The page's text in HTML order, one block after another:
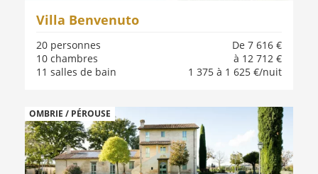
Villa Benvenuto
De 7 616 €
à 12 712 €
1 375 à 1 625 €/nuit
20 personnes
10 chambres
11 salles de bain
OMBRIE / PÉROUSE